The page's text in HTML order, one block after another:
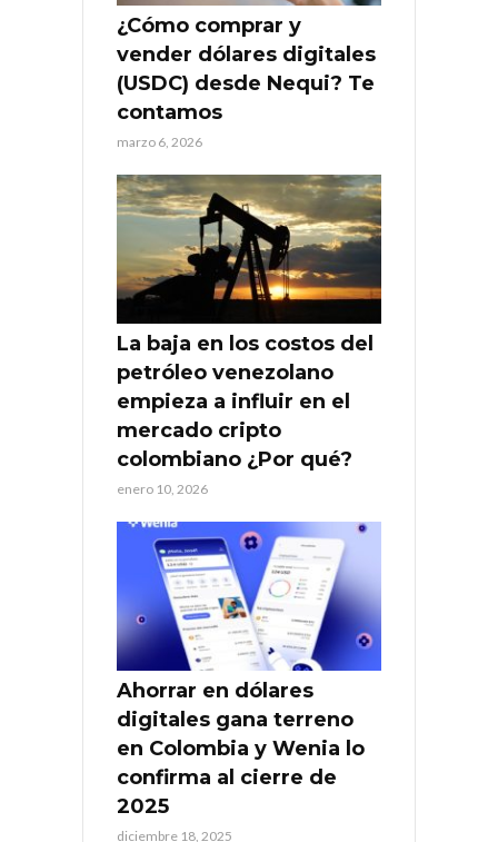
¿Cómo comprar y
vender dólares digitales
(USDC) desde Nequi? Te
contamos
marzo 6, 2026
La baja en los costos del
petróleo venezolano
empieza a influir en el
mercado cripto
colombiano ¿Por qué?
enero 10, 2026
Ahorrar en dólares
digitales gana terreno
en Colombia y Wenia lo
confirma al cierre de
2025
diciembre 18, 2025